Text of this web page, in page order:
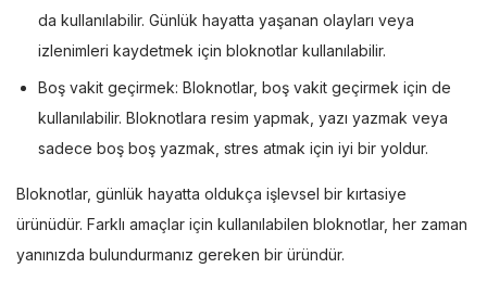
da kullanılabilir. Günlük hayatta yaşanan olayları veya
izlenimleri kaydetmek için bloknotlar kullanılabilir.
Boş vakit geçirmek: Bloknotlar, boş vakit geçirmek için de
kullanılabilir. Bloknotlara resim yapmak, yazı yazmak veya
sadece boş boş yazmak, stres atmak için iyi bir yoldur.
Bloknotlar, günlük hayatta oldukça işlevsel bir kırtasiye
ürünüdür. Farklı amaçlar için kullanılabilen bloknotlar, her zaman
yanınızda bulundurmanız gereken bir üründür.